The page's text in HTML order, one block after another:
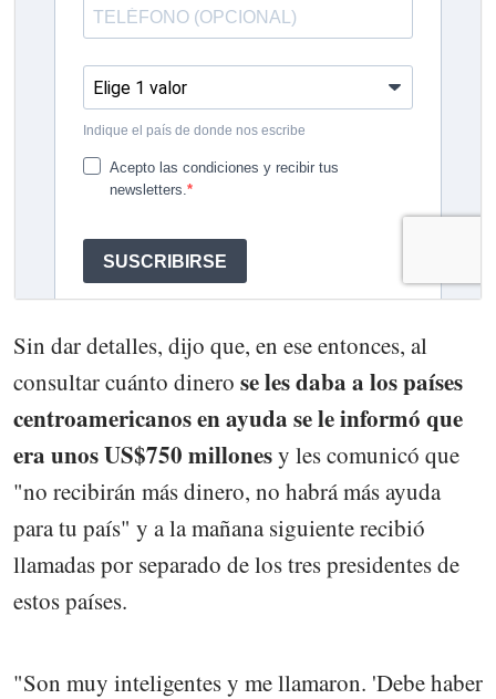
Sin dar detalles, dijo que, en ese entonces, al
consultar cuánto dinero se les daba a los países
centroamericanos en ayuda se le informó que
era unos US$750 millonesy les comunicó que
"no recibirán más dinero, no habrá más ayuda
para tu país" y a la mañana siguiente recibió
llamadas por separado de los tres presidentes de
estos países.
"Son muy inteligentes y me llamaron. 'Debe haber